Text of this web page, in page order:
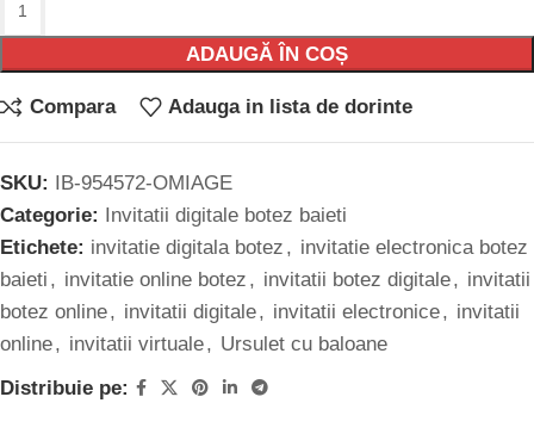
ADAUGĂ ÎN COȘ
Compara Adauga in lista de dorinte
SKU: IB-954572-OMIAGE
Categorie: Invitatii digitale botez baieti
Etichete: invitatie digitala botez , invitatie electronica botez
baieti , invitatie online botez , invitatii botez digitale, invitatii
botez online, invitatii digitale, invitatii electronice, invitatii
online, invitatii virtuale, Ursulet cu baloane
Distribuie pe: